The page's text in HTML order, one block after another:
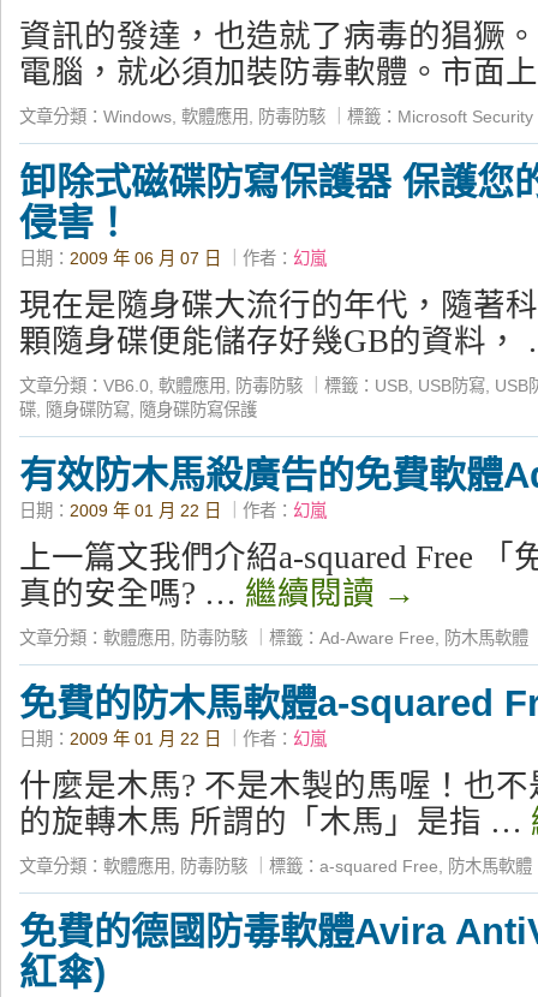
資訊的發達，也造就了病毒的猖獗
電腦，就必須加裝防毒軟體。市面
文章分類： Windows 軟體應用 防毒防駭 標籤： Microsoft Security
卸除式磁碟防寫保護器 保護您
侵害！
日期： 2009 年 06 月 07 日 ｜作者： 幻嵐
現在是隨身碟大流行的年代，隨著
顆隨身碟便能儲存好幾GB的資料
文章分類： VB6.0 軟體應用 防毒防駭 標籤： USB USB防寫 USB
碟
隨身碟防寫 隨身碟防寫保護
有效防木馬殺廣告的免費軟體
日期： 2009 年 01 月 22 日 ｜作者： 幻嵐
上一篇文我們介紹a-squared Free 「
真的安全嗎? … 繼續閱讀 →
文章分類： 軟體應用 防毒防駭 標籤： Ad-Aware Free 防木馬軟體
免費的防木馬軟體a-squared
日期： 2009 年 01 月 22 日 ｜作者： 幻嵐
什麼是木馬? 不是木製的馬喔！也
的旋轉木馬 所謂的「木馬」是指 …
文章分類： 軟體應用 防毒防駭 標籤： a-squared Free 防木馬軟體
免費的德國防毒軟體Avira
紅傘)